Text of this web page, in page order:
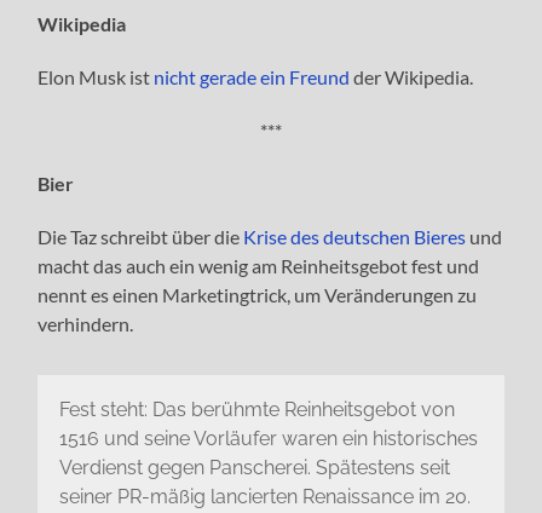
Wikipedia
Elon Musk ist nicht gerade ein Freund der Wikipedia.
***
Bier
Die Taz schreibt über die Krise des deutschen Bieres und
macht das auch ein wenig am Reinheitsgebot fest und
nennt es einen Marketingtrick, um Veränderungen zu
verhindern.
Fest steht: Das berühmte Reinheitsgebot von
1516 und seine Vorläufer waren ein historisches
Verdienst gegen Panscherei. Spätestens seit
seiner PR-mäßig lancierten Renaissance im 20.